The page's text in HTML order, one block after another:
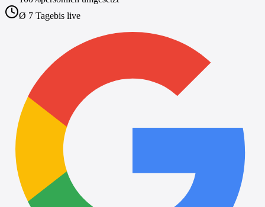
Ø 7 Tagebis live